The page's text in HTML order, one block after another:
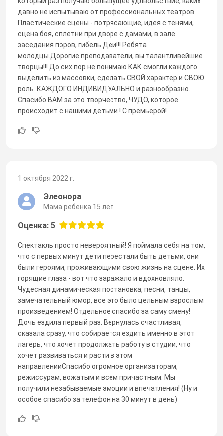
давно не испытываю от профессиональных театров.
Пластические сцены - потрясающие, идея с тенями,
сцена боя, сплетни при дворе с дамами, в зале
заседания пэров, гибель Деи!!! Ребята
молодцы.Дорогие преподаватели, вы талантливейшие
творцы!!! До сих пор не понимаю КАК смогли каждого
выделить из массовки, сделать СВОЙ характер и СВОЮ
роль. КАЖДОГО ИНДИВИДУАЛЬНО и разнообразно.
Спасибо ВАМ за это творчество, ЧУДО, которое
происходит с нашими детьми ! С премьерой!
1 октября 2022 г.
Элеонора
Мама ребенка 15 лет
Оценка: 5
Спектакль просто невероятный! Я поймала себя на том,
что с первых минут дети перестали быть детьми, они
были героями, проживающими свою жизнь на сцене. Их
горящие глаза - вот что заражало и вдохновляло.
Чудесная динамическая постановка, песни, танцы,
замечательный юмор, все это было цельным взрослым
произведением! Отдельное спасибо за саму смену!
Дочь ездила первый раз. Вернулась счастливая,
сказала сразу, что собирается ездить именно в этот
лагерь, что хочет продолжать работу в студии, что
хочет развиваться и расти в этом
направленииСпасибо огромное организаторам,
режиссурам, вожатым и всем причастным. Мы
получили незабываемые эмоции и впечатления! (Ну и
особое спасибо за телефон на 30 минут в день)